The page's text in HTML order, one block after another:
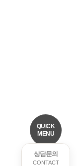
QUICK
MENU
상담문의
CONTACT